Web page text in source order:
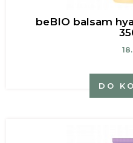
beBIO balsam
DO